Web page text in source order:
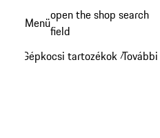
tartalomra
Menüopen the shop search
field
Gépkocsi tartozékok /